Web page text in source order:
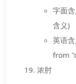
字面
含义)
英语
from
浓肘